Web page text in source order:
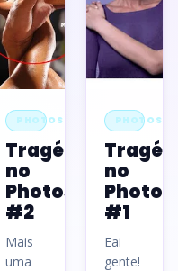
PHOTOSHOP
Tragédias
no
Photoshop
#2
Mais
uma
no
#1
Eai
gente!